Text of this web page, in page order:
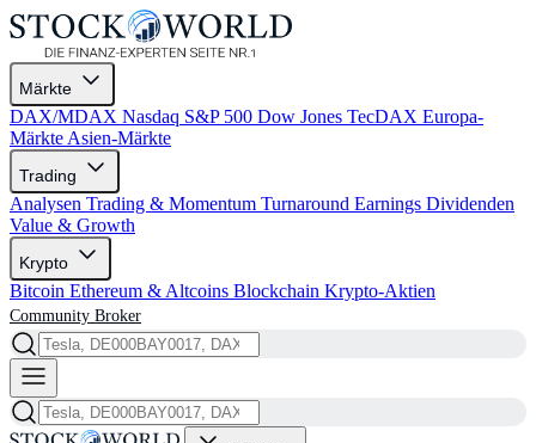
Märkte
DAX/MDAX Nasdaq S&P 500 Dow Jones TecDAX Europa-
Märkte Asien-Märkte
Trading
Analysen Trading & Momentum Turnaround Earnings Dividenden
Value & Growth
Krypto
Bitcoin Ethereum & Altcoins Blockchain Krypto-Aktien
Community Broker